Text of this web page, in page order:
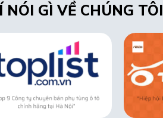
NÓI GÌ VỀ CHÚNG TÔI